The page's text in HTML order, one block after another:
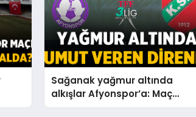
Sağanak yağmur altında
alkışlar Afyonspor’a: Maç
Sonucu: Afyonspor 0 –